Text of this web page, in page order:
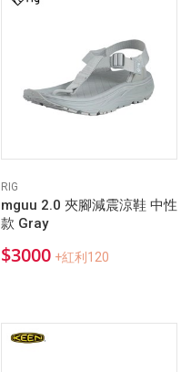
RIG
mguu 2.0 夾腳減震涼鞋 中性
款 Gray
$3000 +紅利120